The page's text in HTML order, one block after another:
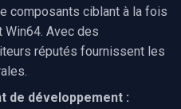
composants ciblant à la fois
Avec des
réputés fournissent les
de développement :